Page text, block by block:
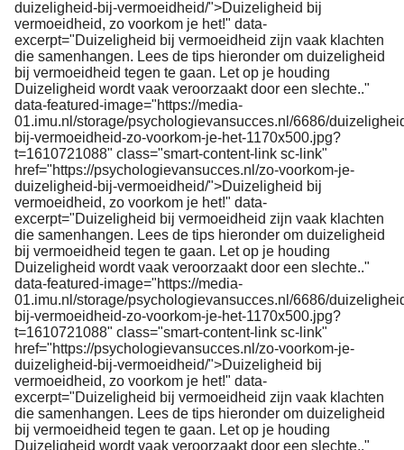
duizeligheid-bij-vermoeidheid/">Duizeligheid bij
vermoeidheid, zo voorkom je het!" data-
excerpt="Duizeligheid bij vermoeidheid zijn vaak klachten
die samenhangen. Lees de tips hieronder om duizeligheid
bij vermoeidheid tegen te gaan. Let op je houding
Duizeligheid wordt vaak veroorzaakt door een slechte.."
data-featured-image="https://media-
01.imu.nl/storage/psychologievansucces.nl/6686/
bij-vermoeidheid-zo-voorkom-je-het-1170x500.jpg?
t=1610721088" class="smart-content-link sc-link"
href="https://psychologievansucces.nl/zo-voorkom-je-
duizeligheid-bij-vermoeidheid/">Duizeligheid bij
vermoeidheid, zo voorkom je het!" data-
excerpt="Duizeligheid bij vermoeidheid zijn vaak klachten
die samenhangen. Lees de tips hieronder om duizeligheid
bij vermoeidheid tegen te gaan. Let op je houding
Duizeligheid wordt vaak veroorzaakt door een slechte.."
data-featured-image="https://media-
01.imu.nl/storage/psychologievansucces.nl/6686/
bij-vermoeidheid-zo-voorkom-je-het-1170x500.jpg?
t=1610721088" class="smart-content-link sc-link"
href="https://psychologievansucces.nl/zo-voorkom-je-
duizeligheid-bij-vermoeidheid/">Duizeligheid bij
vermoeidheid, zo voorkom je het!" data-
excerpt="Duizeligheid bij vermoeidheid zijn vaak klachten
die samenhangen. Lees de tips hieronder om duizeligheid
bij vermoeidheid tegen te gaan. Let op je houding
Duizeligheid wordt vaak veroorzaakt door een slechte.."